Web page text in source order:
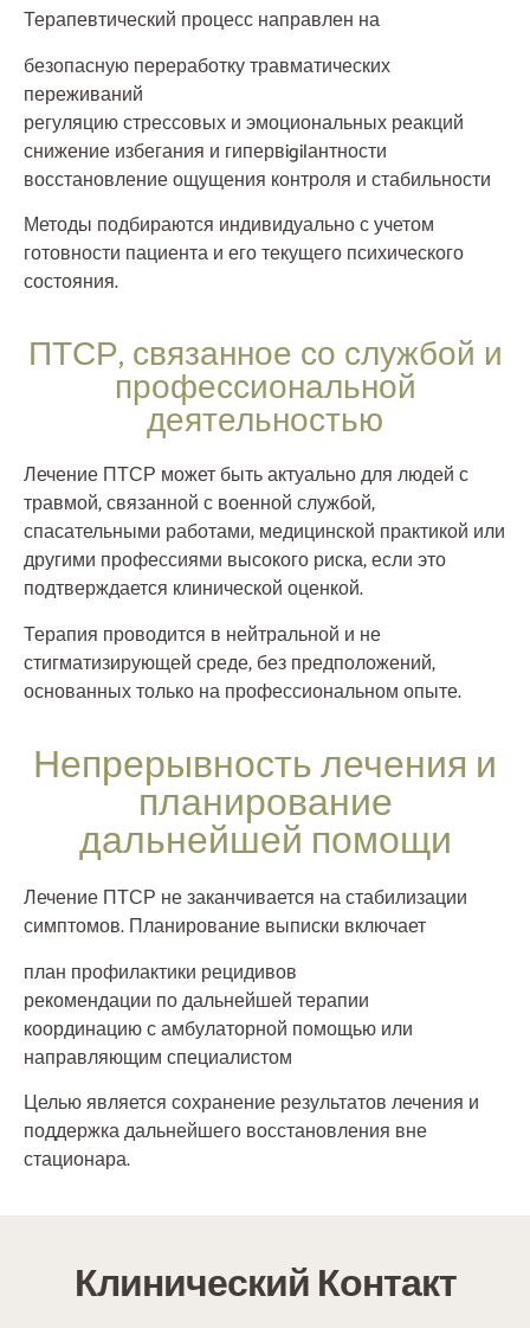
Терапевтический процесс направлен на
безопасную переработку травматических
переживаний
регуляцию стрессовых и эмоциональных реакций
снижение избегания и гипервigilантности
восстановление ощущения контроля и стабильности
Методы подбираются индивидуально с учетом
готовности пациента и его текущего психического
состояния.
ПТСР, связанное со службой и
профессиональной
деятельностью
Лечение ПТСР может быть актуально для людей с
травмой, связанной с военной службой,
спасательными работами, медицинской практикой или
другими профессиями высокого риска, если это
подтверждается клинической оценкой.
Терапия проводится в нейтральной и не
стигматизирующей среде, без предположений,
основанных только на профессиональном опыте.
Непрерывность лечения и
планирование
дальнейшей помощи
Лечение ПТСР не заканчивается на стабилизации
симптомов. Планирование выписки включает
план профилактики рецидивов
рекомендации по дальнейшей терапии
координацию с амбулаторной помощью или
направляющим специалистом
Целью является сохранение результатов лечения и
поддержка дальнейшего восстановления вне
стационара.
Клинический Контакт